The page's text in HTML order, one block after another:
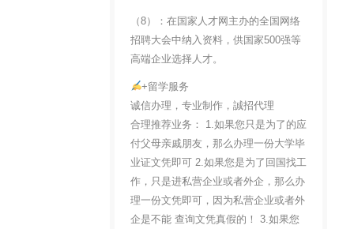
（8）：在国家人才网主办的全国网络
招聘大会中纳入资料，供国家500强等
高端企业选择人才。
+留学服务
诚信办理，专业制作，誠招代理
合理推荐业务： 1.如果您只是为了的应
付父母亲戚朋友，那么办理一份大学毕
业证文凭即可 2.如果您是为了回国找工
作，只是进私营企业或者外企，那么办
理一份文凭即可，因为私营企业或者外
企是不能 查询文凭真假的！ 3.如果您